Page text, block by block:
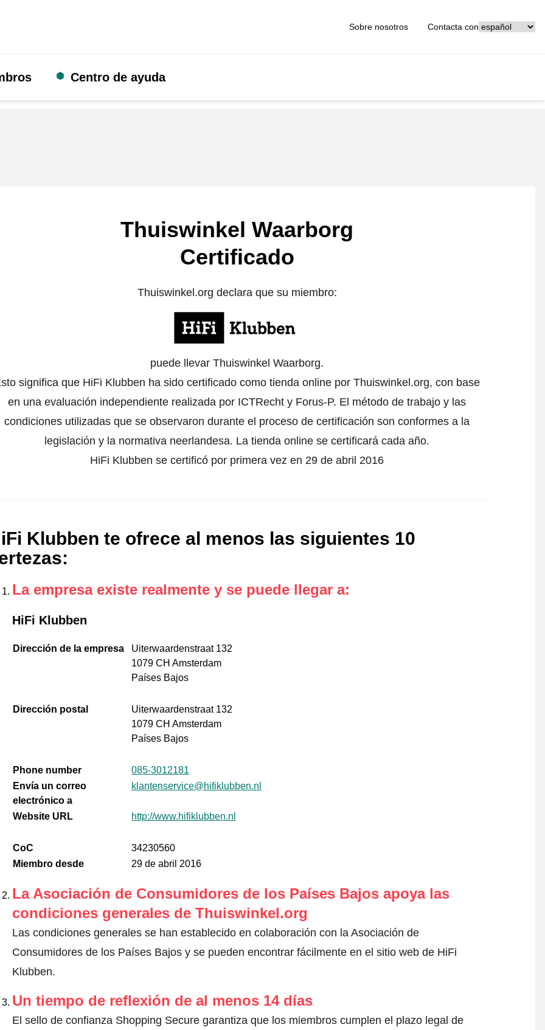
Sobre nosotros Contacta con
Centro de ayuda
Thuiswinkel Waarborg
Certificado
Thuiswinkel.org declara que su miembro:
puede llevar Thuiswinkel Waarborg.
significa que HiFi Klubben ha sido certificado como tienda online por Thuiswinkel.org, con base
en una evaluación independiente realizada por ICTRecht y Forus-P. El método de trabajo y las
condiciones utilizadas que se observaron durante el proceso de certificación son conformes a la
legislación y la normativa neerlandesa. La tienda online se certificará cada año.
HiFi Klubben se certificó por primera vez en 29 de abril 2016
Klubben te ofrece al menos las siguientes 10
:
La empresa existe realmente y se puede llegar a:
HiFi Klubben
Dirección de la empresa
Uiterwaardenstraat 132
1079 CH Amsterdam
Países Bajos
Dirección postal
Uiterwaardenstraat 132
1079 CH Amsterdam
Países Bajos
Phone number
085-3012181
Envía un correo
electrónico a
klantenservice@hifiklubben.nl
Website URL http://www.hifiklubben.nl
CoC
34230560
Miembro desde
29 de abril 2016
La Asociación de Consumidores de los Países Bajos apoya las
condiciones generales de Thuiswinkel.org
Las condiciones generales se han establecido en colaboración con la Asociación de
Consumidores de los Países Bajos y se pueden encontrar fácilmente en el sitio web de HiFi
Klubben.
Un tiempo de reflexión de al menos 14 días
El sello de confianza Shopping Secure garantiza que los miembros cumplen el plazo legal de